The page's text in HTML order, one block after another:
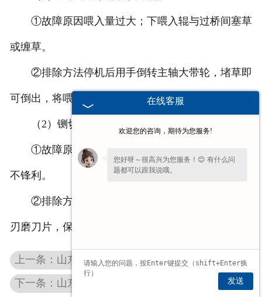
①故障原因喂入量过大；下喂入辊与过桥间塞草
或缠草。
②排除方法停机后用手倒转主轴大带轮，堵草即
可倒出，将喂入辊的缠草清除干净。
（2）铡切出的草节过长
①故障原因动、定刀片间隙大，动、定刀片刃口
不锋利。
②排除方法调整切碎间隙，使其间隙到规定值；
刃磨刀片，保持刀片刃口锋利。
上一条：山东铡草揉搓机
下一条：山东玉米杆青贮机
在线客服
欢迎您的咨询，期待为您服务!
您好呀～很高兴为您服务！😊 有什么问
题都可以跟我说哦。
发送